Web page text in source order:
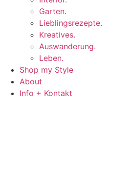
Garten.
Lieblingsrezepte.
Kreatives.
Auswanderung.
Leben.
Shop my Style
About
Info + Kontakt